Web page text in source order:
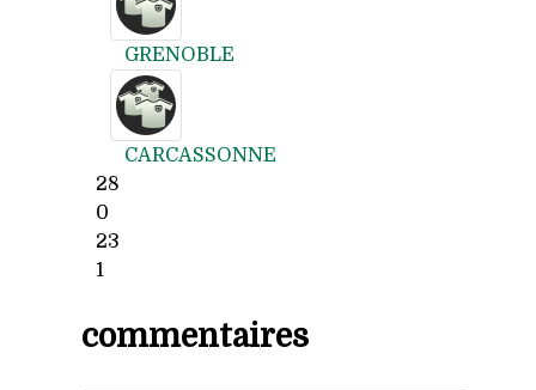
GRENOBLE
CARCASSONNE
28
0
23
1
commentaires